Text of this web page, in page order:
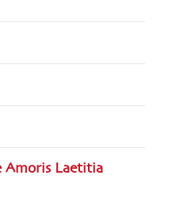
Amoris Laetitia